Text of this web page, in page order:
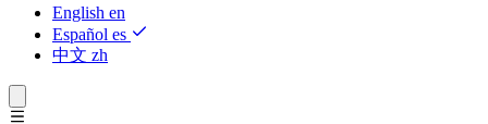
English en
Español es
中文 zh